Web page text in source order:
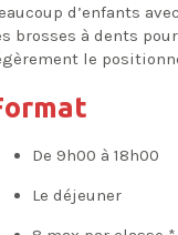
d’enfants
brosses à dents
le
De 9h00 à 18h00
Le déjeuner